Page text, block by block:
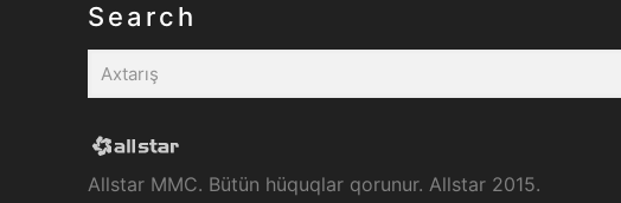
Search
Allstar MMC. Bütün hüquqlar qorunur. Allstar 2015.